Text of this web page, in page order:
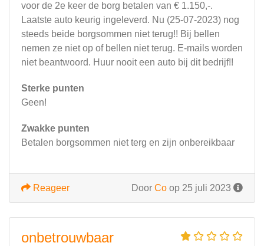
voor de 2e keer de borg betalen van € 1.150,-.
Laatste auto keurig ingeleverd. Nu (25-07-2023) nog
steeds beide borgsommen niet terug!! Bij bellen
nemen ze niet op of bellen niet terug. E-mails worden
niet beantwoord. Huur nooit een auto bij dit bedrijf!!
Sterke punten
Geen!
Zwakke punten
Betalen borgsommen niet terg en zijn onbereikbaar
Door Co op 25 juli 2023
Reageer
onbetrouwbaar